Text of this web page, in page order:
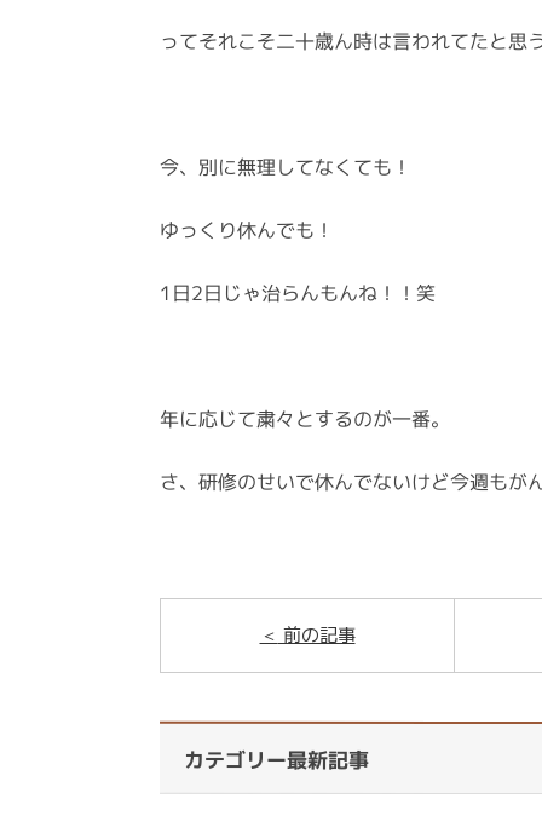
ってそれこそ二十歳ん時は言われてたと思
今、別に無理してなくても！
ゆっくり休んでも！
1日2日じゃ治らんもんね！！笑
年に応じて粛々とするのが一番。
さ、研修のせいで休んでないけど今週もが
前の記事
カテゴリー最新記事